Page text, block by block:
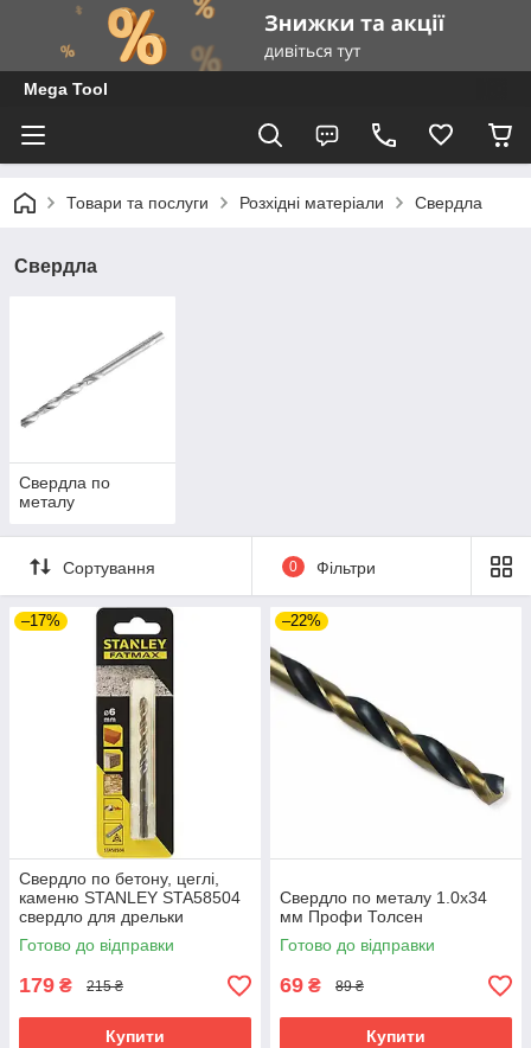
Mega Tool
Товари та послуги Розхідні матеріали Свердла
Свердла
Свердла по
металу
Сортування 0 Фільтри
–17%
Свердло по бетону, цеглі,
каменю STANLEY STA58504
свердло для дрельки
Готово до відправки
179 ₴ 215 ₴
Купити
–22%
Свердло по металу 1.0х34
мм Профи Толсен
Готово до відправки
69 ₴ 89 ₴
Купити